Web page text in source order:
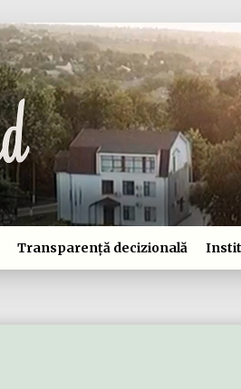
Transparență decizională